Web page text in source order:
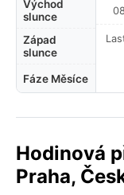
Východ
slunce
Západ
slunce
Fáze Měsíce
Hodinová
Praha,